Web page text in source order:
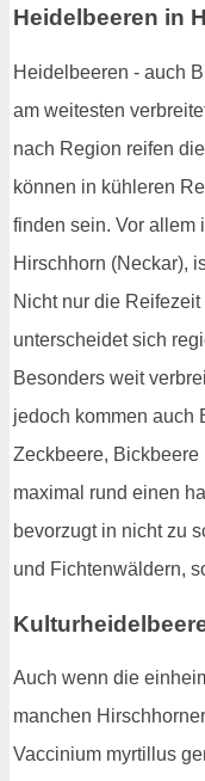
Heidelbeeren in
Heidelbeeren - auch
am weitesten
nach Region reifen
können in kühleren
finden sein. Vor allem
Hirschhorn (Neckar),
Nicht nur die
unterscheidet sich
Besonders weit
jedoch kommen auch
Zeckbeere,
maximal rund einen
bevorzugt in nicht zu
und Fichtenwäldern,
Auch wenn die
manchen
Vaccinium myrtillus